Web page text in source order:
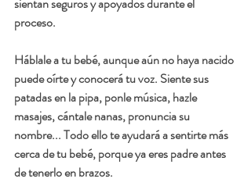
proceso.
Háblale a tu bebé, aunque aún no haya nacido
puede oírte y conocerá tu voz. Siente sus
patadas en la pipa, ponle música, hazle
masajes, cántale nanas, pronuncia su
nombre... Todo ello te ayudará a sentirte más
cerca de tu bebé, porque ya eres padre antes
de tenerlo en brazos.